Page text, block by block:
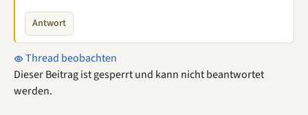
Antwort
Thread beobachten
Dieser Beitrag ist gesperrt und kann nicht beantwortet
werden.